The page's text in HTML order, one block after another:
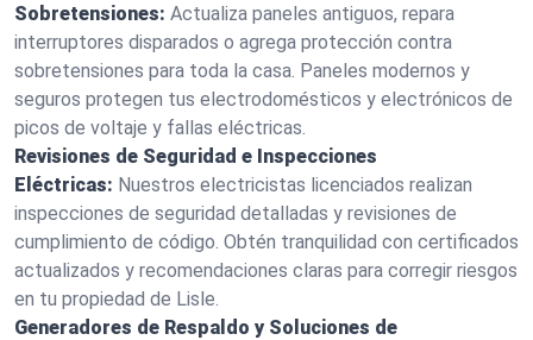
Sobretensiones: Actualiza paneles antiguos, repara
interruptores disparados o agrega protección contra
sobretensiones para toda la casa. Paneles modernos y
seguros protegen tus electrodomésticos y electrónicos de
picos de voltaje y fallas eléctricas.
Revisiones de Seguridad e Inspecciones
Eléctricas: Nuestros electricistas licenciados realizan
inspecciones de seguridad detalladas y revisiones de
cumplimiento de código. Obtén tranquilidad con certificados
actualizados y recomendaciones claras para corregir riesgos
en tu propiedad de Lisle.
Generadores de Respaldo y Soluciones de